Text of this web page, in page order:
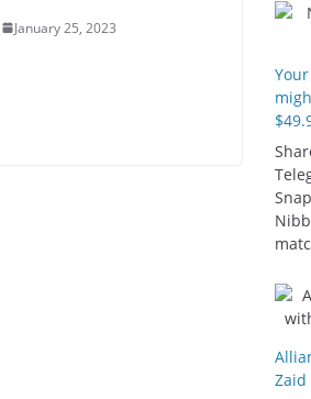
January 25, 2023
Zaid